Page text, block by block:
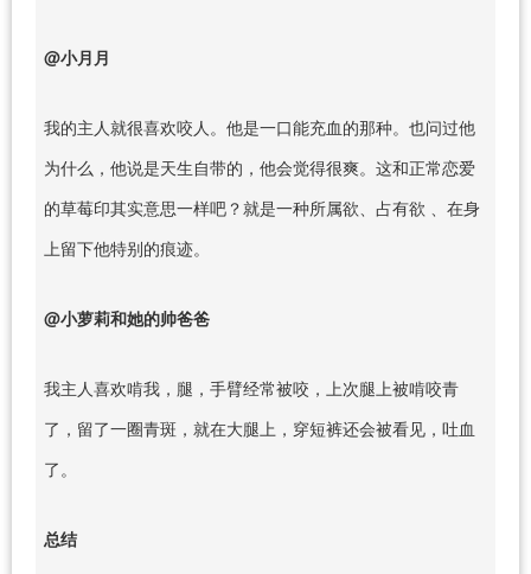
@小月月
我的主人就很喜欢咬人。他是一口能充血的那种。也问过他
为什么，他说是天生自带的，他会觉得很爽。这和正常恋爱
的草莓印其实意思一样吧？就是一种所属欲、占有欲 、在身
上留下他特别的痕迹。
@小萝莉和她的帅爸爸
我主人喜欢啃我，腿，手臂经常被咬，上次腿上被啃咬青
了，留了一圈青斑，就在大腿上，穿短裤还会被看见，吐血
了。
总结